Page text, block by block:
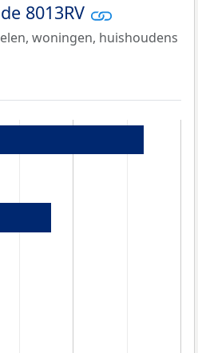
8013RV
woningen, huishoudens